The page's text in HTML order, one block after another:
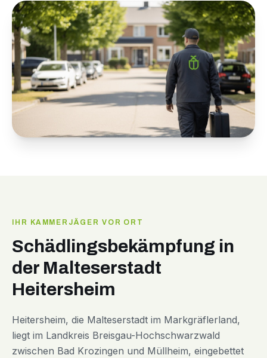
IHR KAMMERJÄGER VOR ORT
Schädlingsbekämpfung in
der Malteserstadt
Heitersheim
Heitersheim, die Malteserstadt im Markgräflerland,
liegt im Landkreis Breisgau-Hochschwarzwald
zwischen Bad Krozingen und Müllheim, eingebettet